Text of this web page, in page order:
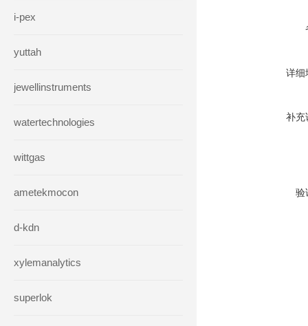
i-pex
yuttah
jewellinstruments
watertechnologies
wittgas
ametekmocon
d-kdn
xylemanalytics
superlok
详细
补充
验